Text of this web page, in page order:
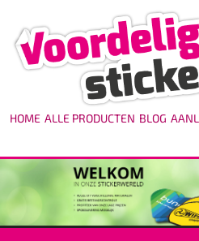
HOME ALLE PRODUCTEN BLOG